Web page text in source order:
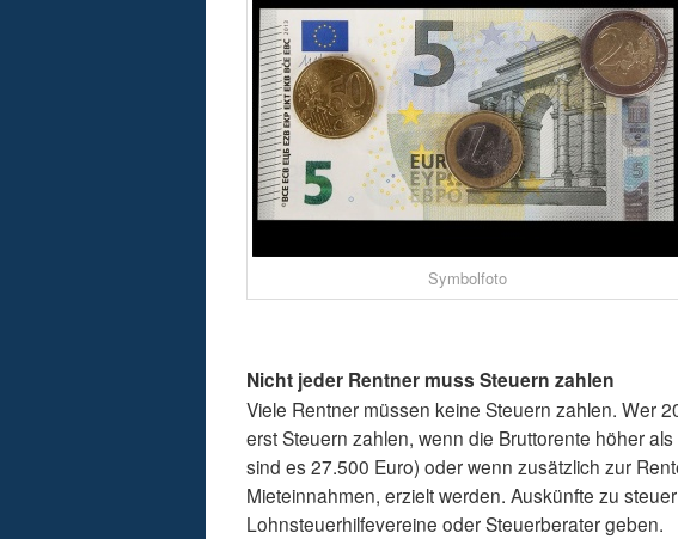
Symbolfoto
Nicht jeder Rentner muss Steuern zahlen
Viele Rentner müssen keine Steuern zahlen. Wer
erst Steuern zahlen, wenn die Bruttorente höher
sind es 27.500 Euro) oder wenn zusätzlich zur
Mieteinnahmen, erzielt werden. Auskünfte zu
Lohnsteuerhilfevereine oder Steuerberater geben.